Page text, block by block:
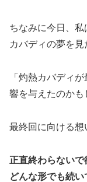
ちなみに今日、私
カバディの夢を見
「灼熱カバディ
響を与えたのかも
最終回に向ける想
正直終わらないで
どんな形でも続い